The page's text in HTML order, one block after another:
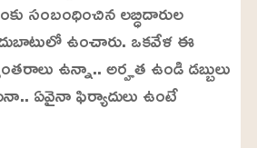
సంబంధించిన లబ్ధిదారుల
ఉంచారు. ఒకవేళ ఈ
ఉన్నా.. అర్హత ఉండి డబ్బులు
ఏవైనా ఫిర్యాదులు ఉంటే